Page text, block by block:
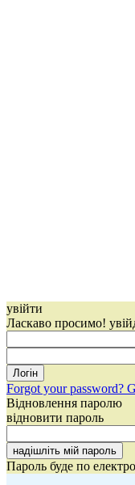
увійти
Ласкаво просимо!
Forgot your password?
Відновлення паролю
відновити пароль
Пароль буде по